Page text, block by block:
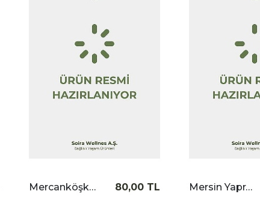
Mercanköşk 50 gr
80,00 TL
Mersin Yaprağı 80 gr